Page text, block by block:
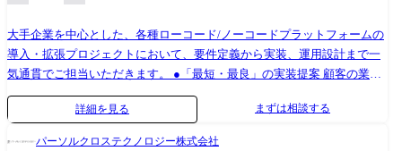
の成長を加速させるための提案と実行を、あなたの手で行える環境で
す。 ●従事すべき業務の変更の範囲 会社の裁量により、変更となる可能
性があります。 入社後のキャリアパス まずは、Salesforce のカスタマイ
ズ開発に関する業務からスタートし、当社のビジネスや担当製品である
HENNGE One について理解を深めていただきます。 その後は、あなたの
スキルや志向性に合わせて、以下のようなキャリアパスを描くことがで
を用いた開発 ┗既存システムの利便性を向上のためのツール提案、業務
効率化、生産性の個工場の提案 ┗要件定義、設計、開発 ┗既存システム
との連携やパフォーマンス最適化 ・AI活用基盤の構築 ┗生成AI/ローコ
ードツールを活用した業務効率化 ┗AI活用のPoC・技術検証、実現性検
証と精度検証・改善、プロンプトエンジニアリング
大手企業を中心とした、各種ローコード/ノーコードプラットフォームの
導入・拡張プロジェクトにおいて、要件定義から実装、運用設計まで一
気通貫でご担当いただきます。 ●「最短・最良」の実装提案 顧客の業務
要件を分析し、ツールの標準機能とスクラッチ開発(独自実装)のバランス
を最適化しながらシステムを構築します。 ●詳細設計・機能開発 標準機
能では補いきれない複雑なビジネスロジックや外部システムとの連携に
詳細を見る まずは相談する
パーソルクロステクノロジー株式会社